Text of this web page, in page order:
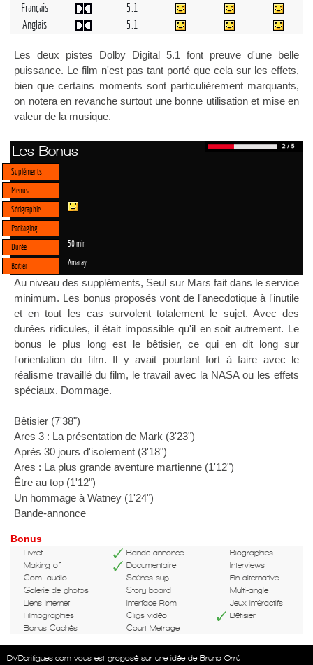
Français
5.1
Anglais
5.1
Les deux pistes Dolby Digital 5.1 font preuve d'une belle
puissance. Le film n'est pas tant porté que cela sur les effets,
bien que certains moments sont particulièrement marquants,
on notera en revanche surtout une bonne utilisation et mise en
valeur de la musique.
Les Bonus
Supléments
Menus
Sérigraphie
Packaging
Durée
50 min
Boitier Amaray
Au niveau des suppléments, Seul sur Mars fait dans le service
minimum. Les bonus proposés vont de l'anecdotique à l'inutile
et en tout les cas survolent totalement le sujet. Avec des
durées ridicules, il était impossible qu'il en soit autrement. Le
bonus le plus long est le bêtisier, ce qui en dit long sur
l'orientation du film. Il y avait pourtant fort à faire avec le
réalisme travaillé du film, le travail avec la NASA ou les effets
spéciaux. Dommage.
Bêtisier (7'38")
Ares 3 : La présentation de Mark (3'23")
Après 30 jours d'isolement (3'18")
Ares : La plus grande aventure martienne (1'12")
Être au top (1'12")
Un hommage à Watney (1'24")
Bande-annonce
Bonus
Livret Bande annonce
Biographies
Making of
Documentaire
Interviews
Com. audio
Scènes sup
Fin alternative
Galerie de photos
Story board
Multi-angle
Liens internet
Interface Rom
Jeux intéractifs
Filmographies
Clips vidéo
Bêtisier
Bonus Cachés
Court Metrage
DVDcritiques.com vous est proposé sur une idée de Bruno Orrú